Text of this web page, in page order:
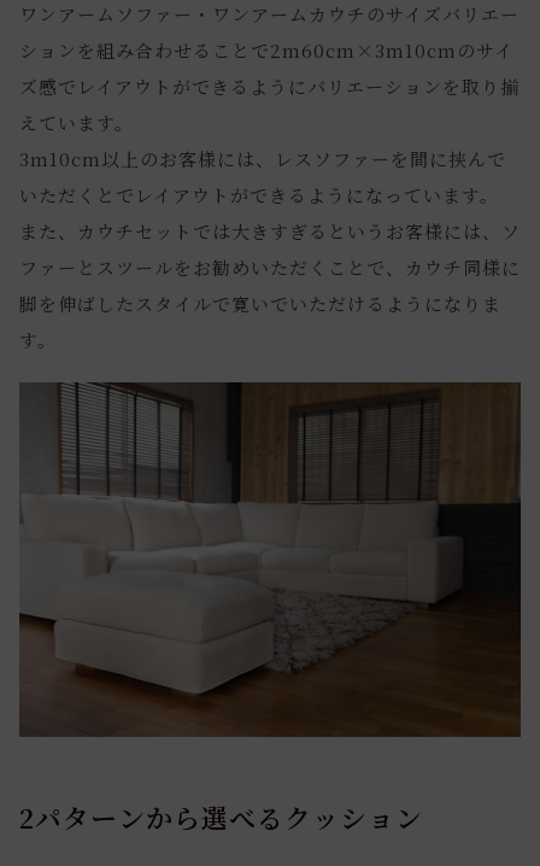
ワンアームソファー・ワンアームカウチのサイズバリエー
ションを組み合わせることで2m60cm×3m10cmのサイ
ズ感でレイアウトができるようにバリエーションを取り揃
えています。
3m10cm以上のお客様には、レスソファーを間に挟んで
いただくとでレイアウトができるようになっています。
また、カウチセットでは大きすぎるというお客様には、ソ
ファーとスツールをお勧めいただくことで、カウチ同様に
脚を伸ばしたスタイルで寛いでいただけるようになりま
す。
2パターンから選べるクッション